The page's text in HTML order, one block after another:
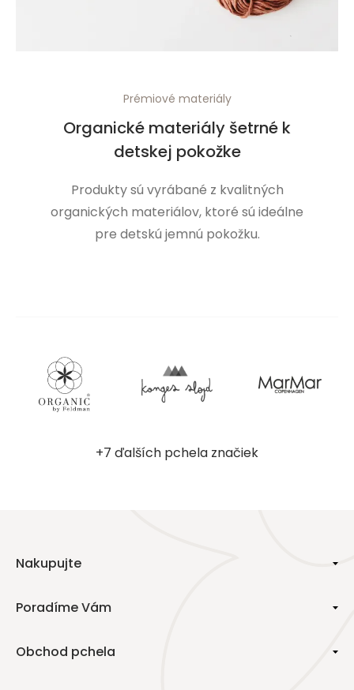
Prémiové materiály
Organické materiály šetrné k
detskej pokožke
Produkty sú vyrábané z kvalitných
organických materiálov, ktoré sú ideálne
pre detskú jemnú pokožku.
+7 ďalších pchela značiek
Nakupujte
Poradíme Vám
Obchod pchela